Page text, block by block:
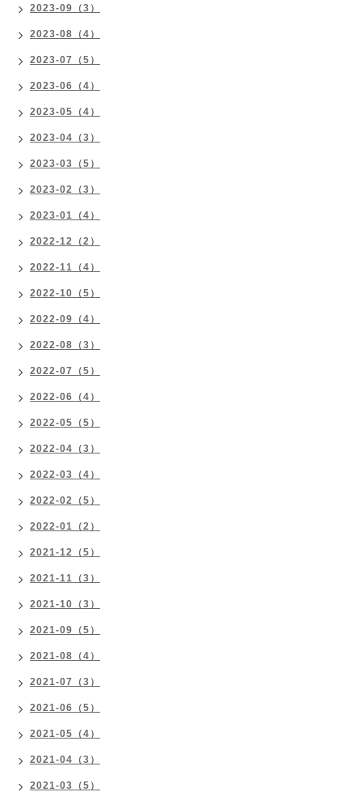
2023-09（3）
2023-08（4）
2023-07（5）
2023-06（4）
2023-05（4）
2023-04（3）
2023-03（5）
2023-02（3）
2023-01（4）
2022-12（2）
2022-11（4）
2022-10（5）
2022-09（4）
2022-08（3）
2022-07（5）
2022-06（4）
2022-05（5）
2022-04（3）
2022-03（4）
2022-02（5）
2022-01（2）
2021-12（5）
2021-11（3）
2021-10（3）
2021-09（5）
2021-08（4）
2021-07（3）
2021-06（5）
2021-05（4）
2021-04（3）
2021-03（5）